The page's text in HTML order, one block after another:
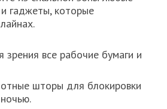
гаджеты, которые
зрения все рабочие бумаги и
шторы для блокировки